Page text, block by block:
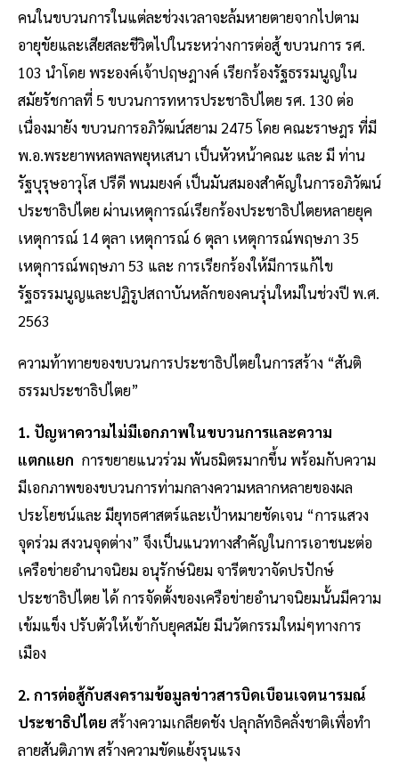
คนในขบวนการในแต่ละช่วงเวลาจะล้มหายตายจากไปตาม
อายุขัยและเสียสละชีวิตไปในระหว่างการต่อสู้ ขบวนการ รศ.
103 นําโดย พระองค์เจ้าปฤษฎางค์ เรียกร้องรัฐธรรมนูญใน
สมัยรัชกาลที่ 5 ขบวนการทหารประชาธิปไตย รศ. 130 ต่อ
เนื่องมายัง ขบวนการอภิวัฒน์สยาม 2475 โดย คณะราษฎร ที่มี
พ.อ.พระยาพหลพลพยุหเสนา เป็นหัวหน้าคณะ และ มี ท่าน
รัฐบุรุษอาวุโส ปรีดี พนมยงค์ เป็นมันสมองสําคัญในการอภิวัฒน์
ประชาธิปไตย ผ่านเหตุการณ์เรียกร้องประชาธิปไตยหลายยุค
เหตุการณ์ 14 ตุลา เหตุการณ์ 6 ตุลา เหตุการณ์พฤษภา 35
เหตุการณ์พฤษภา 53 และ การเรียกร้องให้มีการแก้ไข
รัฐธรรมนูญและปฏิรูปสถาบันหลักของคนรุ่นใหม่ในช่วงปี พ.ศ.
2563
ความท้าทายของขบวนการประชาธิปไตยในการสร้าง “สันติ
ธรรมประชาธิปไตย”
1. ปัญหาความไม่มีเอกภาพในขบวนการและความ
แตกแยก การขยายแนวร่วม พันธมิตรมากขึ้น พร้อมกับความ
มีเอกภาพของขบวนการท่ามกลางความหลากหลายของผล
ประโยชน์และ มียุทธศาสตร์และเป้าหมายชัดเจน “การแสวง
จุดร่วม สงวนจุดต่าง” จึงเป็นแนวทางสําคัญในการเอาชนะต่อ
เครือข่ายอํานาจนิยม อนุรักษ์นิยม จารีตขวาจัดปรปักษ์
ประชาธิปไตย ได้ การจัดตั้งของเครือข่ายอํานาจนิยมนั้นมีความ
เข้มแข็ง ปรับตัวให้เข้ากับยุคสมัย มีนวัตกรรมใหม่ๆทางการ
เมือง
2. การต่อสู้กับสงครามข้อมูลข่าวสารบิดเบือนเจตนารมณ์
ประชาธิปไตย สร้างความเกลียดชัง ปลุกลัทธิคลั่งชาติเพื่อทํา
ลายสันติภาพ สร้างความขัดแย้งรุนแรง